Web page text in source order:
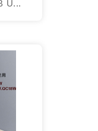
U...